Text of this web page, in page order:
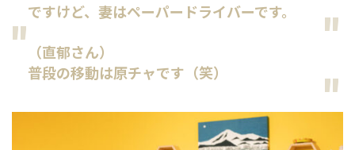
ですけど、妻はペーパードライバーです。
（直郁さん）
普段の移動は原チャです（笑）